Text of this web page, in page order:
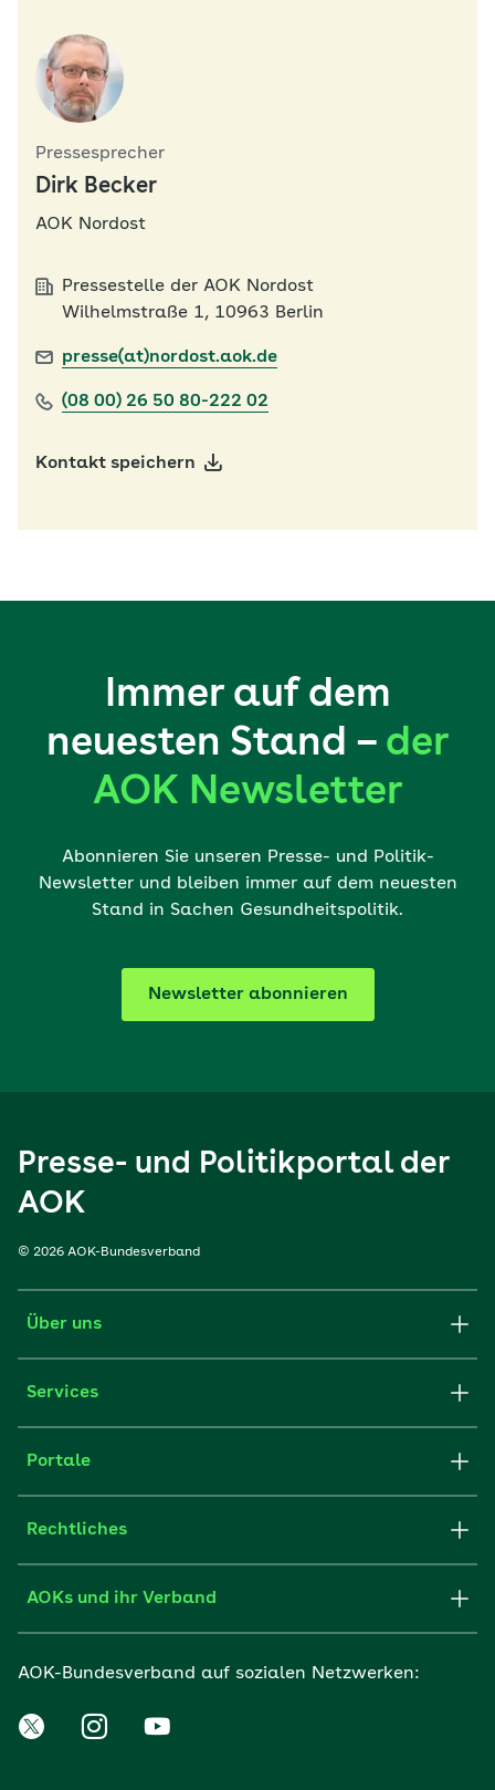
Pressesprecher
Dirk Becker
AOK Nordost
Pressestelle der AOK Nordost
Wilhelmstraße 1, 10963 Berlin
presse(at)nordost.aok.de
(08 00) 26 50 80-222 02
Kontakt speichern
Immer auf dem
neuesten Stand – der
AOK Newsletter
Abonnieren Sie unseren Presse- und Politik-
Newsletter und bleiben immer auf dem neuesten
Stand in Sachen Gesundheitspolitik.
Newsletter abonnieren
Presse- und Politikportal der
AOK
© 2026 AOK-Bundesverband
Über uns
Services
Portale
Rechtliches
AOKs und ihr Verband
AOK-Bundesverband auf sozialen Netzwerken: